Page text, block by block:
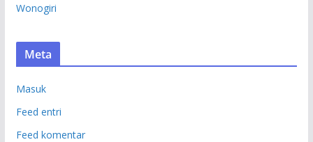
Wonogiri
Meta
Masuk
Feed entri
Feed komentar